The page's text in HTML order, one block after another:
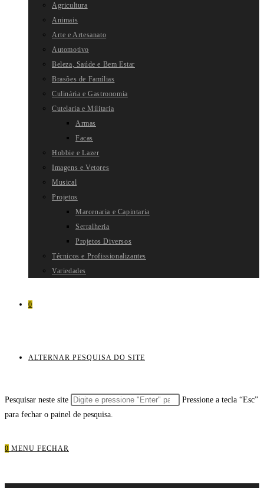
Agricultura
Animais
Arte e Artesanato
Automotivo
Beleza, Saúde e Bem Estar
Brasões de Famílias
Culinária e Gastronomia
Cutelaria e Militaria
Armas
Facas
Hobbie e Lazer
Imagens e Vetores
Musical
Projetos
Marcenaria e Capintaria
Serralheria
Projetos Diversos
Técnicos e Profissionalizantes
Variedades
0
ALTERNAR PESQUISA DO SITE
Pesquisar neste site
Pressione a tecla “Esc”
para fechar o painel de pesquisa.
0 MENU FECHAR